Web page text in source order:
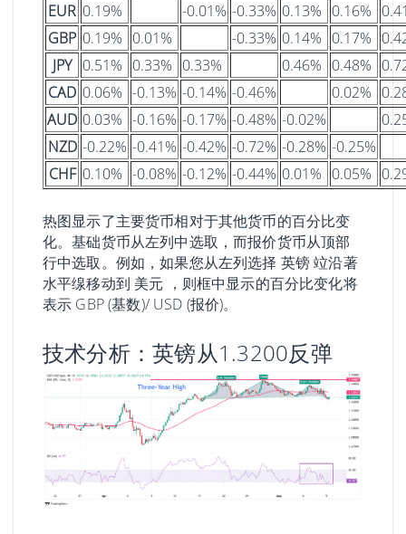
EUR 0.19% -0.01% -0.33% 0.13% 0.16%
GBP 0.19% 0.01% -0.33% 0.14% 0.17%
JPY 0.51% 0.33% 0.33% 0.46% 0.48%
CAD 0.06% -0.13% -0.14% -0.46% 0.02%
AUD 0.03% -0.16% -0.17% -0.48% -0.02%
NZD -0.22% -0.41% -0.42% -0.72% -0.28% -0.25%
CHF 0.10% -0.08% -0.12% -0.44% 0.01% 0.05%
热图显示了主要货币相对于其他货币的百分比变
化。基础货币从左列中选取，而报价货币从顶部
行中选取。例如，如果您从左列选择 英镑 竝沿著
水平缐移动到 美元 ，则框中显示的百分比变化将
表示 GBP (基数)/ USD (报价)。
技术分析：英镑从1.3200反弹